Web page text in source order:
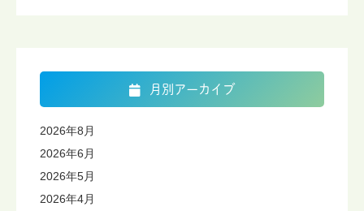
月別アーカイブ
2026年8月
2026年6月
2026年5月
2026年4月